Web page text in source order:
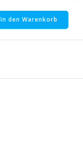
In den Warenkorb